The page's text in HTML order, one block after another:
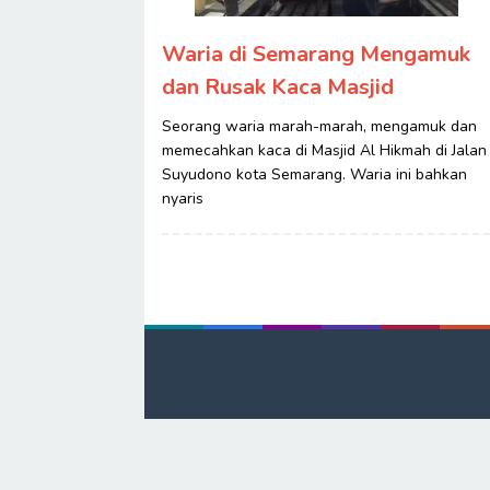
Waria di Semarang Mengamuk
dan Rusak Kaca Masjid
Seorang waria marah-marah, mengamuk dan
memecahkan kaca di Masjid Al Hikmah di Jalan
Suyudono kota Semarang. Waria ini bahkan
nyaris